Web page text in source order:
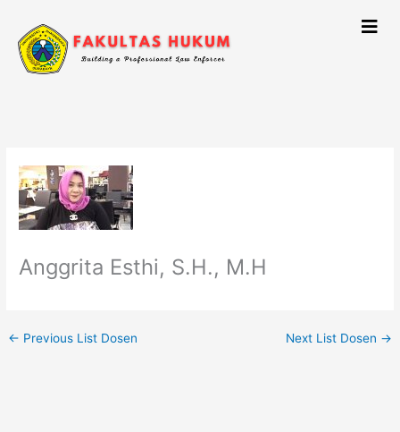
content
Anggrita Esthi, S.H., M.H
← Previous List Dosen Next List Dosen →